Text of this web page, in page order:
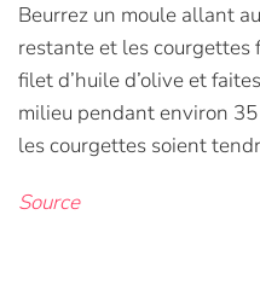
Beurrez un moule allant
restante et les courgettes
filet d’huile d’olive et
milieu pendant environ 35
les courgettes soient
Source